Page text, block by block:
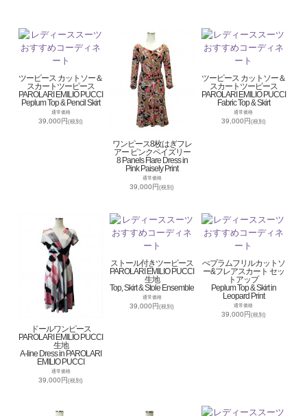
ツーピース カットソー＆
スカートツーピース
PAROLARI EMILIO PUCCI
Peplum Top & Pencil Skirt
通常価格
39,000円(税別)
ワンピース8枚はぎフレ
アー ピンクペイズリー
8 Panels Flare Dress in
Pink Paisely Print
通常価格
39,000円(税別)
ツーピース カットソー＆
スカートツーピース
PAROLARI EMILIO PUCCI
Fabric Top & Skirt
通常価格
39,000円(税別)
ドールワンピース
PAROLARI EMILIO PUCCI
生地
A-line Dress in PAROLARI
EMILIO PUCCI
通常価格
39,000円(税別)
ストール付きツーピース
PAROLARI EMILIO PUCCI
生地
Top, Skirt & Stole Ensemble
通常価格
39,000円(税別)
ぺプラムフリルカットソ
ー&フレアスカート セッ
トアップ
Peplum Top & Skirt in
Leopard Print
通常価格
39,000円(税別)